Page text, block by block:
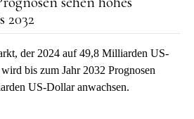
der 2024 auf 49,8 Milliarden US-
bis zum Jahr 2032 Prognosen
US-Dollar anwachsen.